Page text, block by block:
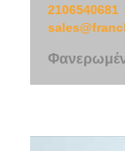
2106540681